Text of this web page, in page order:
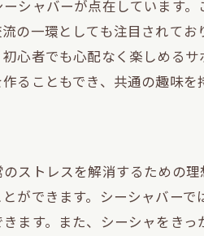
シーシャフレーバーの選び方と
渋谷で体験する特別なフレーバ
フレーバーによる新しいシーシ
リラックスできるシーシャバー
神泉駅で味わう心地よいシー
心身を癒すシーシャの魅力
シャバーが点在しています
の一環としても注目されて
心者でも心配なく楽しめる
ることもでき、共通の趣味を
ストレスを解消するための
ができます。シーシャバー
ます。また、シーシャをき